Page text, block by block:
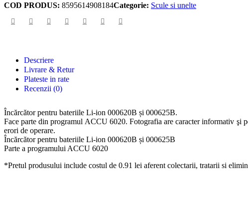
COD PRODUS: 8595614908184Categorie: Scule si unelte
Descriere
Livrare & Retur
Plateste in rate
Recenzii (0)
Încărcător pentru bateriile Li-ion 000620B și 000625B.
Face parte din programul ACCU 6020. Fotografia are caracter informativ şi
erori de operare.
Încărcător pentru bateriile Li-ion 000620B și 000625B
Parte a programului ACCU 6020
*Pretul produsului include costul de 0.91 lei aferent colectarii, tratarii si